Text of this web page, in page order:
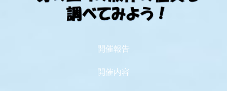
開催報告
開催内容